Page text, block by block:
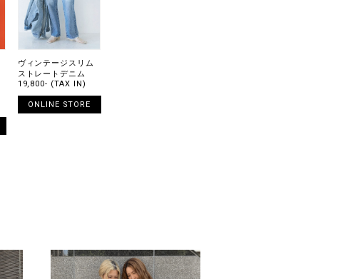
ヴィンテージスリム
ストレートデニム
19,800- (TAX IN)
ONLINE STORE